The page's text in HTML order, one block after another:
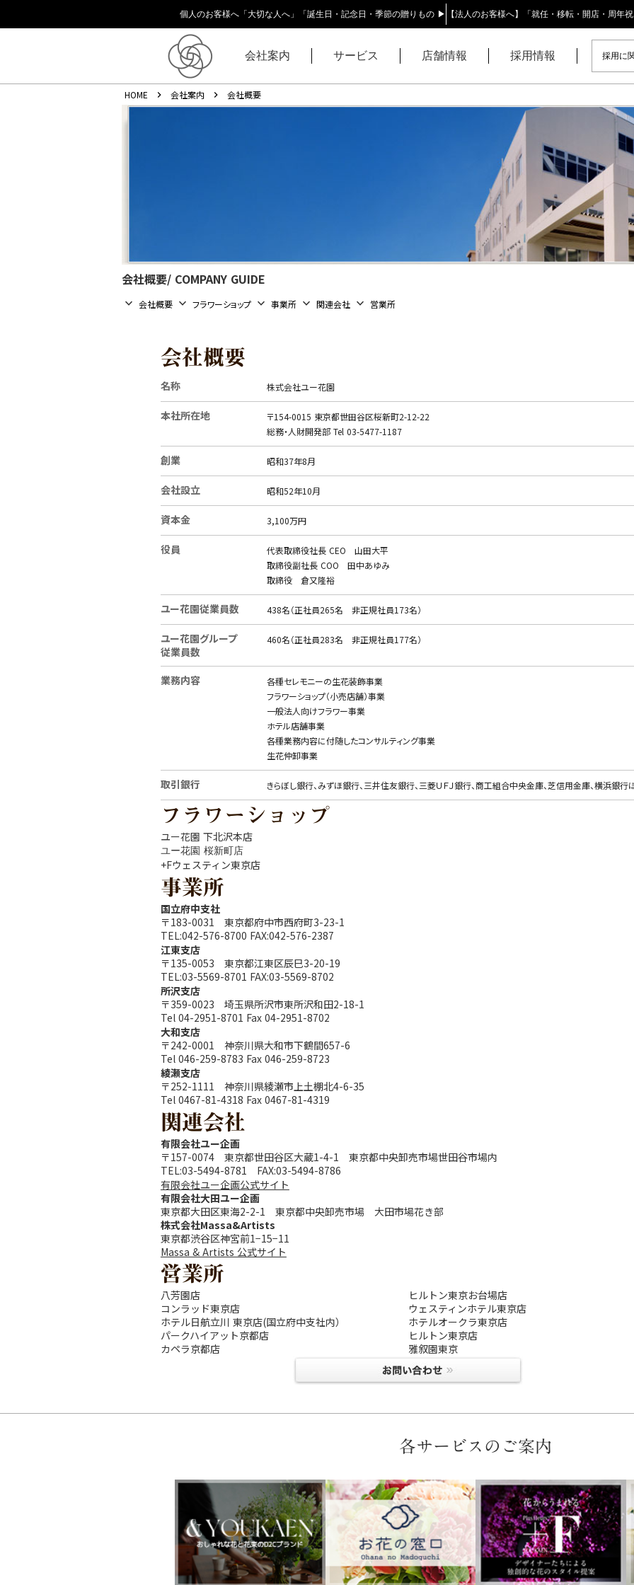
個人のお客様へ「大切な人へ」「誕生日・記念日・季節の贈りもの ▶ 【法人のお客様へ】「就任・移転・開店・周年
会社案内 サービス 店舗情報 採用情報 採用に
HOME keyboard_arrow_right 会社案内 keyboard_arrow_right 会社概要
会社概要/ COMPANY GUIDE
keyboard_arrow_down 会社概要 keyboard_arrow_down フラワーショップ keyboard_arrow_down 事業所 keyboard_arrow_down 関連会社 keyboard_arrow_down 営業所
会社概要
名称 株式会社ユー花園
本社所在地
〒154-0015 東京都世田谷区桜新町2-12-22
総務・人財開発部 Tel 03-5477-1187
創業 昭和37年8月
会社設立 昭和52年10月
資本金 3,100万円
役員
代表取締役社長 CEO 山田大平
取締役副社長 COO 田中あゆみ
取締役 倉又隆裕
ユー花園従業員数 438名（正社員265名 非正規社員173名）
ユー花園グループ
従業員数
460名（正社員283名 非正規社員177名）
業務内容
各種セレモニーの生花装飾事業
フラワーショップ（小売店舗）事業
一般法人向けフラワー事業
ホテル店舗事業
各種業務内容に付随したコンサルティング事業
生花仲卸事業
取引銀行 きらぼし銀行、みずほ銀行、三井住友銀行、三菱ＵＦＪ銀行、商工組合中央金庫、芝信用金庫、横浜銀行
フラワーショップ
ユー花園 下北沢本店
ユー花園 桜新町店
+Fウェスティン東京店
事業所
国立府中支社
〒183-0031 東京都府中市西府町3-23-1
TEL:042-576-8700 FAX:042-576-2387
江東支店
〒135-0053 東京都江東区辰巳3-20-19
TEL:03-5569-8701 FAX:03-5569-8702
所沢支店
〒359-0023 埼玉県所沢市東所沢和田2-18-1
Tel 04-2951-8701 Fax 04-2951-8702
大和支店
〒242-0001 神奈川県大和市下鶴間657-6
Tel 046-259-8783 Fax 046-259-8723
綾瀬支店
〒252-1111 神奈川県綾瀬市上土棚北4-6-35
Tel 0467-81-4318 Fax 0467-81-4319
関連会社
有限会社ユー企画
〒157-0074 東京都世田谷区大蔵1-4-1 東京都中央卸売市場世田谷市場内
TEL:03-5494-8781 FAX:03-5494-8786
有限会社ユー企画公式サイト
有限会社大田ユー企画
東京都大田区東海2-2-1 東京都中央卸売市場 大田市場花き部
株式会社Massa&Artists
東京都渋谷区神宮前1−15−11
Massa & Artists 公式サイト
営業所
八芳園店
ヒルトン東京お台場店
コンラッド東京店
ウェスティンホテル東京店
ホテル日航立川 東京店(国立府中支社内）
ホテルオークラ東京店
パークハイアット京都店
ヒルトン東京店
カペラ京都店
雅叙園東京
各サービスのご案内